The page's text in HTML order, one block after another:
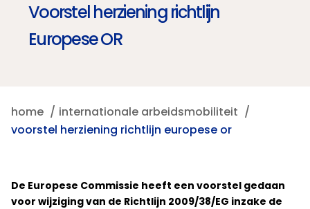
Voorstel herziening richtlijn
Europese OR
home
internationale arbeidsmobiliteit
voorstel herziening richtlijn europese or
De Europese Commissie heeft een voorstel gedaan
voor wijziging van de Richtlijn 2009/38/EG inzake de